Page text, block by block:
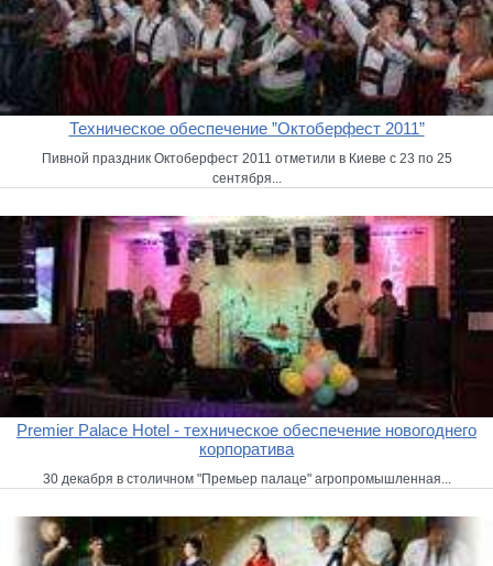
Техническое обеспечение ”Октоберфест 2011”
Пивной праздник Октоберфест 2011 отметили в Киеве с 23 по 25
сентября...
Premier Palace Hotel - техническое обеспечение новогоднего
корпоратива
30 декабря в столичном "Премьер палаце" агропромышленная...